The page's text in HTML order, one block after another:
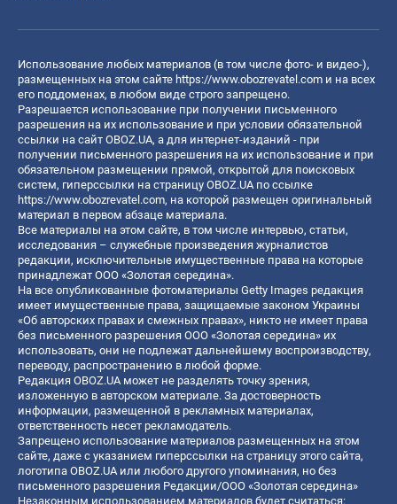
Использование любых материалов (в том числе фото- и видео-),
размещенных на этом сайте https://www.obozrevatel.com и на всех
его поддоменах, в любом виде строго запрещено.
Разрешается использование при получении письменного
разрешения на их использование и при условии обязательной
ссылки на сайт OBOZ.UA, а для интернет-изданий - при
получении письменного разрешения на их использование и при
обязательном размещении прямой, открытой для поисковых
систем, гиперссылки на страницу OBOZ.UA по ссылке
https://www.obozrevatel.com, на которой размещен оригинальный
материал в первом абзаце материала.
Все материалы на этом сайте, в том числе интервью, статьи,
исследования – служебные произведения журналистов
редакции, исключительные имущественные права на которые
принадлежат ООО «Золотая середина».
На все опубликованные фотоматериалы Getty Images редакция
имеет имущественные права, защищаемые законом Украины
«Об авторских правах и смежных правах», никто не имеет права
без письменного разрешения ООО «Золотая середина» их
использовать, они не подлежат дальнейшему воспроизводству,
переводу, распространению в любой форме.
Редакция OBOZ.UA может не разделять точку зрения,
изложенную в авторском материале. За достоверность
информации, размещенной в рекламных материалах,
ответственность несет рекламодатель.
Запрещено использование материалов размещенных на этом
сайте, даже с указанием гиперссылки на страницу этого сайта,
логотипа OBOZ.UA или любого другого упоминания, но без
письменного разрешения Редакции/ООО «Золотая середина»
Незаконным использованием материалов будет считаться: